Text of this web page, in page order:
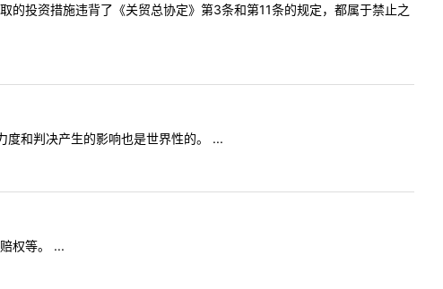
投资措施违背了《关贸总协定》第3条和第11条的规定，都属于禁止之
和判决产生的影响也是世界性的。 ...
权等。 ...